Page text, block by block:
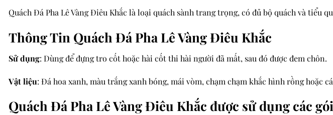
Quách Đá Pha Lê Vàng Điêu Khắc là loại quách sành trang trọng, có đủ bộ quách và tiểu
Thông Tin Quách Đá Pha Lê Vàng Điêu Khắc
Sử dụng: Dùng để đựng tro cốt hoặc hài cốt thi hài người đã mất, sau đó được đem chôn.
Vật liệu: Đá hoa xanh, màu trắng xanh bóng, mái vòm, chạm chạm khắc hình rồng hoặc
Quách Đá Pha Lê Vàng Điêu Khắc được sử dụng các